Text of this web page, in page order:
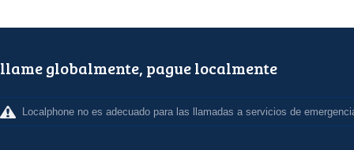
llame globalmente, pague localmente
Localphone no es adecuado para las llamadas a servicios de